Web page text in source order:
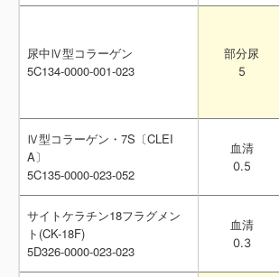
尿中Ⅳ型コラーゲン
5C134-0000-001-023
部分尿
5
Ⅳ型コラーゲン・7S〔CLEI
A〕
5C135-0000-023-052
血清
0.5
サイトケラチン18フラグメン
ト(CK-18F)
5D326-0000-023-023
血清
0.3
尿中Ⅳ型コラーゲン
5C134-0000-001-023
部分尿
5
Ⅳ型コラーゲン・7S〔CLEI
A〕
5C135-0000-023-052
血清
0.5
サイトケラチン18フラグメン
ト(CK-18F)
5D326-0000-023-023
血清
0.3